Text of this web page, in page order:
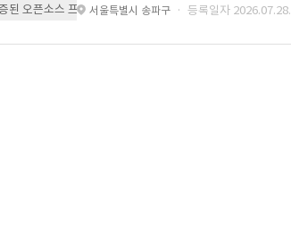
오픈소스 프레임워크를 기반으로 시스템을 구축
서울특별시 송파구 · 등록일자 2026.07.28.